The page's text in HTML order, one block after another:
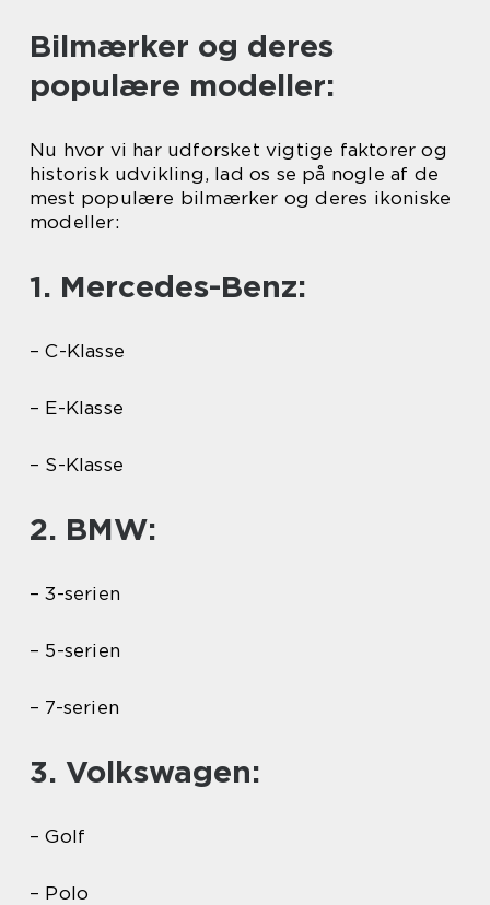
Bilmærker og deres
populære modeller:
Nu hvor vi har udforsket vigtige faktorer og
historisk udvikling, lad os se på nogle af de
mest populære bilmærker og deres ikoniske
modeller:
1. Mercedes-Benz:
– C-Klasse
– E-Klasse
– S-Klasse
2. BMW:
– 3-serien
– 5-serien
– 7-serien
3. Volkswagen:
– Golf
– Polo